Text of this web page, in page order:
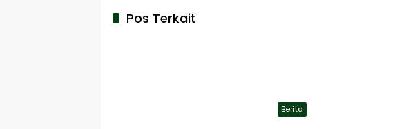
Pos Terkait
Berita